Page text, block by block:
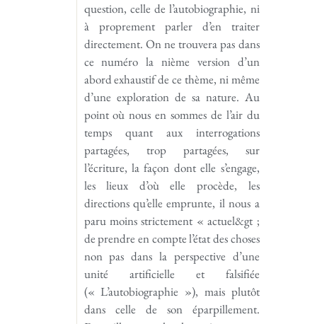
question, celle de l’autobiographie, ni
à proprement parler d’en traiter
directement. On ne trouvera pas dans
ce numéro la nième version d’un
abord exhaustif de ce thème, ni même
d’une exploration de sa nature. Au
point où nous en sommes de l’air du
temps quant aux interrogations
partagées, trop partagées, sur
l’écriture, la façon dont elle s’engage,
les lieux d’où elle procède, les
directions qu’elle emprunte, il nous a
paru moins strictement « actuel&gt ;
de prendre en compte l’état des choses
non pas dans la perspective d’une
unité artificielle et falsifiée
(« L’autobio­graphie »), mais plutôt
dans celle de son éparpillement.